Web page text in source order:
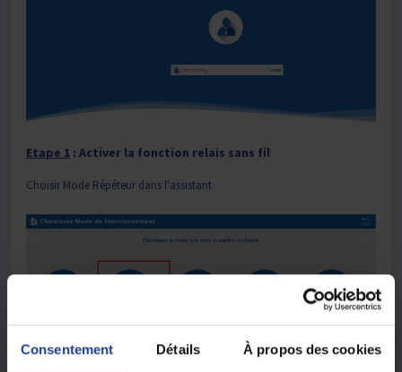
Consentement Détails À propos des cookies
Etape 1 : Activer la fonction relais sans fil
Choisir Mode Répéteur dans l'assistant